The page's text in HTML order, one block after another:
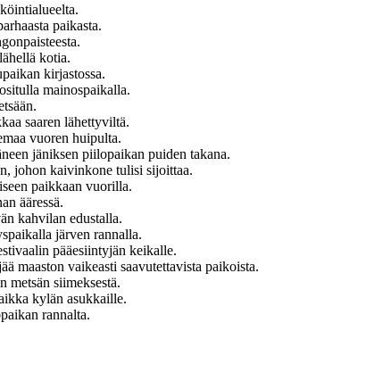
paikasta.
kotia.
kirjastossa.
mainospaikalla.
saaren lähettyviltä.
vuoren huipulta.
jäniksen piilopaikan puiden takana.
johon kaivinkone tulisi sijoittaa.
paikkaan vuorilla.
ääressä.
kahvilan edustalla.
järven rannalla.
pääesiintyjän keikalle.
maaston vaikeasti saavutettavista paikoista.
metsän siimeksestä.
kylän asukkaille.
rannalta.